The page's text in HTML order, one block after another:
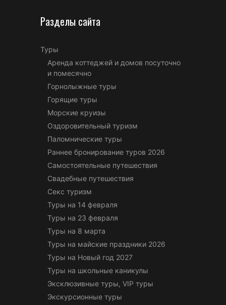
Разделы сайта
Туры
Аренда коттеджей и домов посуточно
и помесячно
Горнолыжные туры
Горящие туры
Морские круизы
Оздоровительный туризм
Паломнические туры
Раннее бронирование туров 2026
Самостоятельные путешествия
Свадебные путешествия
Секс туризм
Туры на 14 февраля
Туры на 23 февраля
Туры на 8 марта
Туры на майские праздники 2026
Туры на Новый год 2027
Туры на школьные каникулы
Эксклюзивные туры, VIP туры
Экскурсионные туры